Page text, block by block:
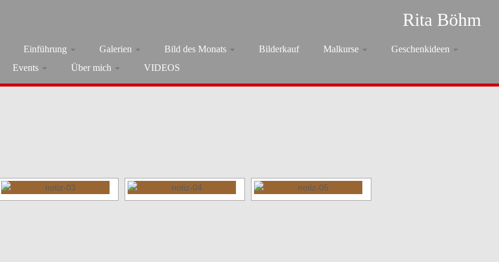
Rita Böhm
Einführung Galerien Bild des Monats Bilderkauf Malkurse
Geschenkideen
Events Über mich VIDEOS